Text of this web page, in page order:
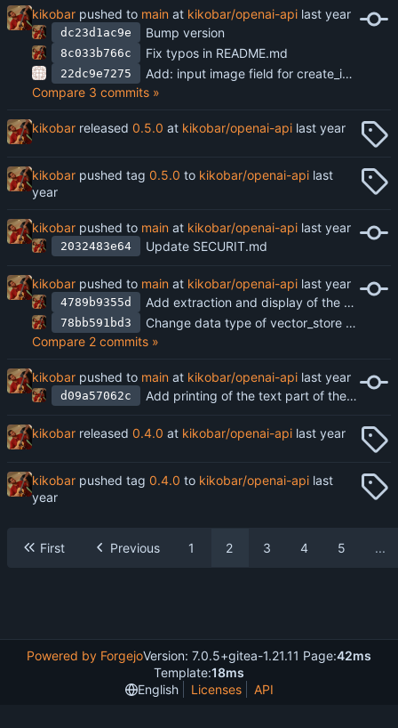
kikobar pushed to main at kikobar/openai-api
dc23d1ac9e Bump version
8c033b766c Fix typos in README.md
22dc9e7275
Add: input image field for create_image.py
Compare 3 commits »
kikobar released 0.5.0 at kikobar/openai-api
kikobar pushed tag 0.5.0 to kikobar/openai-api
kikobar pushed to main at kikobar/openai-api
2032483e64 Update SECURIT.md
kikobar pushed to main at kikobar/openai-api
4789b9355d Add extraction and display of the model response text from the json API response
78bb591bd3
Change data type of vector_store to list so that multiple vector stores could be included in the file_search
Compare 2 commits »
kikobar pushed to main at kikobar/openai-api
d09a57062c Add printing of the text part of the retrieved message for proper encoding
kikobar released 0.4.0 at kikobar/openai-api
kikobar pushed tag 0.4.0 to kikobar/openai-api
First Previous 1 2 3 4 5 ...
Powered by ForgejoVersion: 7.0.5+gitea-1.21.11 Page:42ms
Template:18ms
English
Licenses API